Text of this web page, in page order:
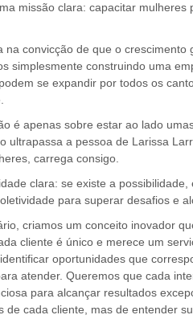
missão clara: capacitar
na convicção de que o crescimento
simplesmente construindo uma
se expandir por todos os
é apenas sobre estar ao lado
ultrapassa a pessoa de Larissa
carrega consigo.
clara: se existe a
para superar desafios e
criamos um conceito inovador
cliente é único e merece um
oportunidades que
atender. Queremos que cada
para alcançar resultados
de cada cliente, mas de entender